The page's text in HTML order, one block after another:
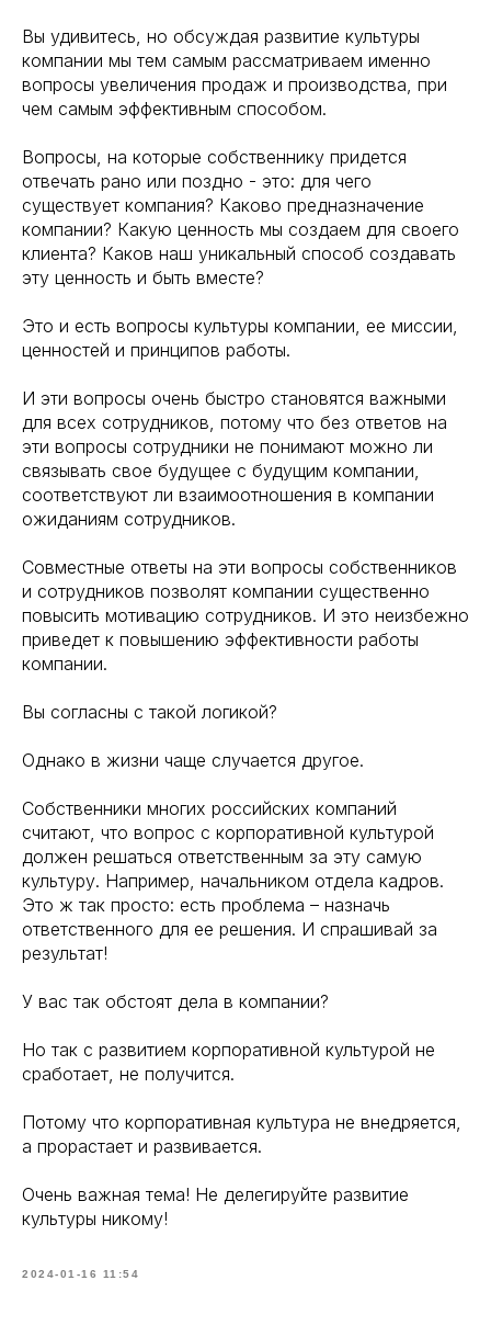
Вы удивитесь, но обсуждая развитие культуры
компании мы тем самым рассматриваем именно
вопросы увеличения продаж и производства, при
чем самым эффективным способом.
Вопросы, на которые собственнику придется
отвечать рано или поздно - это: для чего
существует компания? Каково предназначение
компании? Какую ценность мы создаем для своего
клиента? Каков наш уникальный способ создавать
эту ценность и быть вместе?
Это и есть вопросы культуры компании, ее миссии,
ценностей и принципов работы.
И эти вопросы очень быстро становятся важными
для всех сотрудников, потому что без ответов на
эти вопросы сотрудники не понимают можно ли
связывать свое будущее с будущим компании,
соответствуют ли взаимоотношения в компании
ожиданиям сотрудников.
Совместные ответы на эти вопросы собственников
и сотрудников позволят компании существенно
повысить мотивацию сотрудников. И это неизбежно
приведет к повышению эффективности работы
компании.
Вы согласны с такой логикой?
Однако в жизни чаще случается другое.
Собственники многих российских компаний
считают, что вопрос с корпоративной культурой
должен решаться ответственным за эту самую
культуру. Например, начальником отдела кадров.
Это ж так просто: есть проблема – назначь
ответственного для ее решения. И спрашивай за
результат!
У вас так обстоят дела в компании?
Но так с развитием корпоративной культурой не
сработает, не получится.
Потому что корпоративная культура не внедряется,
а прорастает и развивается.
Очень важная тема! Не делегируйте развитие
культуры никому!
2024-01-16 11:54